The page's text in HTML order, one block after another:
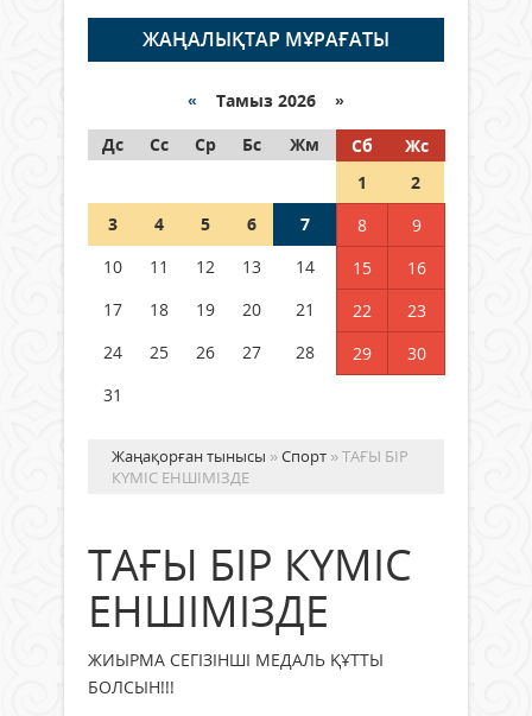
06 тамыз 2026 ж. 254
граждане Казахстана,
05 тамыз 2026 ж. 133
Шетелде жүрген Қазақстан
азаматтары қалай дауыс бере
ЖАҢАЛЫҚТАР МҰРАҒАТЫ
« Тамыз 2026 »
Дс
Сс Ср Бс Жм Сб
Жс
1
2
3
4 5 6 7 8
9
10
11 12 13 14 15
16
17
18 19 20 21 22
23
24
25 26 27 28 29
30
31
Жаңақорған тынысы »Спорт » ТАҒЫ БІР
КҮМІС ЕНШІМІЗДЕ
ТАҒЫ БІР КҮМІС
ЕНШІМІЗДЕ
ЖИЫРМА СЕГІЗІНШІ МЕДАЛЬ ҚҰТТЫ
БОЛСЫН!!!